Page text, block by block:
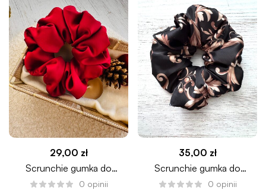
29,00 zł
Scrunchie gumka do
włosów CLARET medium
0 opinii
35,00 zł
Scrunchie gumka do
włosów LUXURY maxi
0 opinii